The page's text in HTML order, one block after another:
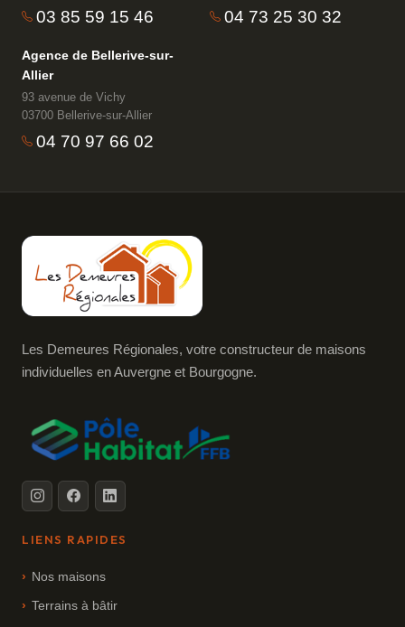
03 85 59 15 46 04 73 25 30 32
Agence de Bellerive-sur-
Allier
93 avenue de Vichy
03700 Bellerive-sur-Allier
04 70 97 66 02
Les Demeures Régionales, votre constructeur de maisons
individuelles en Auvergne et Bourgogne.
LIENS RAPIDES
Nos maisons
Terrains à bâtir